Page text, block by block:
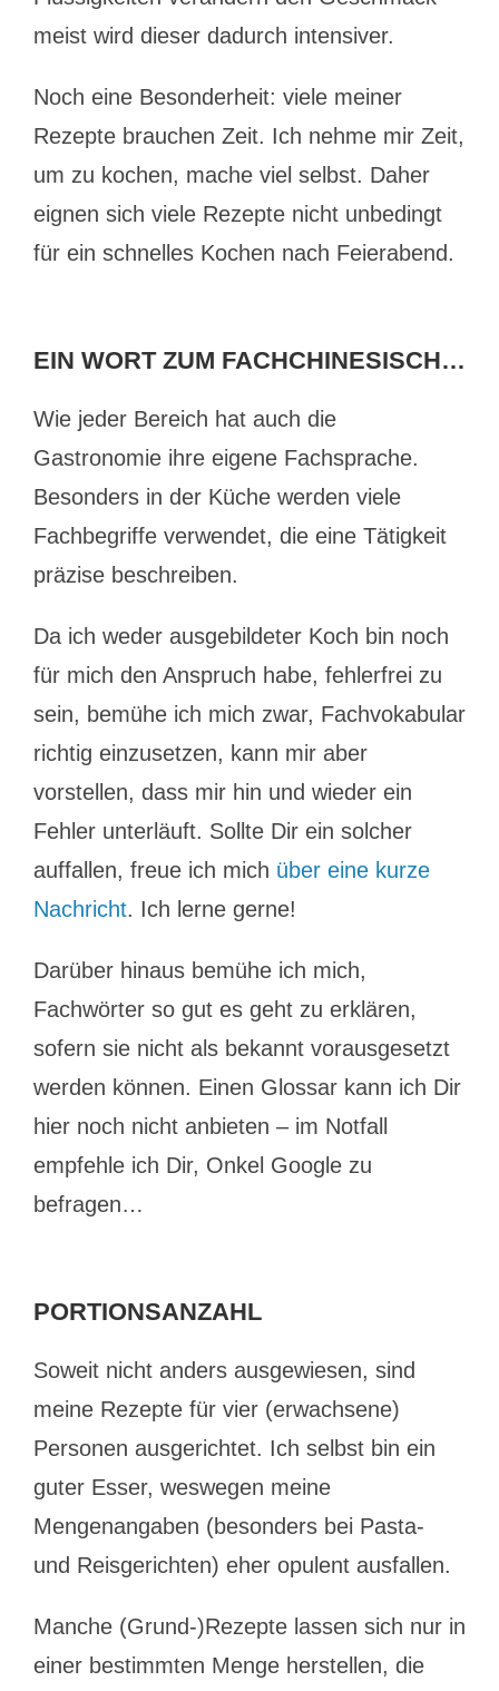
meist wird dieser dadurch intensiver.
Noch eine Besonderheit: viele meiner
Rezepte brauchen Zeit. Ich nehme mir Zeit,
um zu kochen, mache viel selbst. Daher
eignen sich viele Rezepte nicht unbedingt
für ein schnelles Kochen nach Feierabend.
EIN WORT ZUM FACHCHINESISCH…
Wie jeder Bereich hat auch die
Gastronomie ihre eigene Fachsprache.
Besonders in der Küche werden viele
Fachbegriffe verwendet, die eine Tätigkeit
präzise beschreiben.
Da ich weder ausgebildeter Koch bin noch
für mich den Anspruch habe, fehlerfrei zu
sein, bemühe ich mich zwar, Fachvokabular
richtig einzusetzen, kann mir aber
vorstellen, dass mir hin und wieder ein
Fehler unterläuft. Sollte Dir ein solcher
auffallen, freue ich mich über eine kurze
Nachricht. Ich lerne gerne!
Darüber hinaus bemühe ich mich,
Fachwörter so gut es geht zu erklären,
sofern sie nicht als bekannt vorausgesetzt
werden können. Einen Glossar kann ich Dir
hier noch nicht anbieten – im Notfall
empfehle ich Dir, Onkel Google zu
befragen…
PORTIONSANZAHL
Soweit nicht anders ausgewiesen, sind
meine Rezepte für vier (erwachsene)
Personen ausgerichtet. Ich selbst bin ein
guter Esser, weswegen meine
Mengenangaben (besonders bei Pasta-
und Reisgerichten) eher opulent ausfallen.
Manche (Grund-)Rezepte lassen sich nur in
einer bestimmten Menge herstellen, die